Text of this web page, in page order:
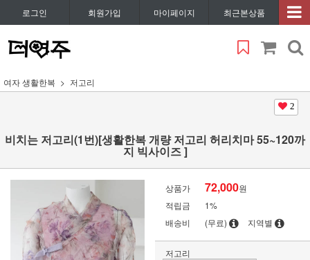
로그인 회원가입 마이페이지 최근본상품
여자 생활한복 저고리
2
비치는 저고리(1번)[생활한복 개량 저고리 허리치마 55~120까
지 빅사이즈 ]
상품가 72,000원
적립금
1%
배송비
(무료) 지역별
저고리